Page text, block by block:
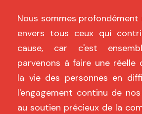
Nous sommes profondément
envers tous ceux qui
cause, car c'est
parvenons à faire une réelle
la vie des personnes en
l'engagement continu de
au soutien précieux de la